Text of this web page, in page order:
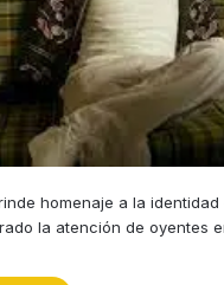
homenaje a la
la atención de oyentes